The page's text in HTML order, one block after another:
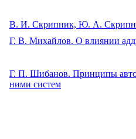
В. И. Скрипник, Ю. А.
Г. В. Михайлов. О влиянии
Г. П. Шибанов. Принципы
ними систем